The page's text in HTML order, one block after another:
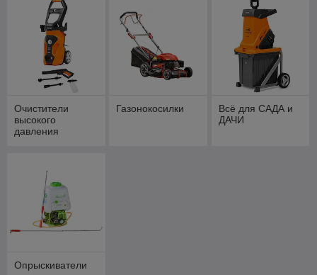
Очистители
высокого
давления
Газонокосилки
Всё для САДА и
ДАЧИ
Опрыскиватели